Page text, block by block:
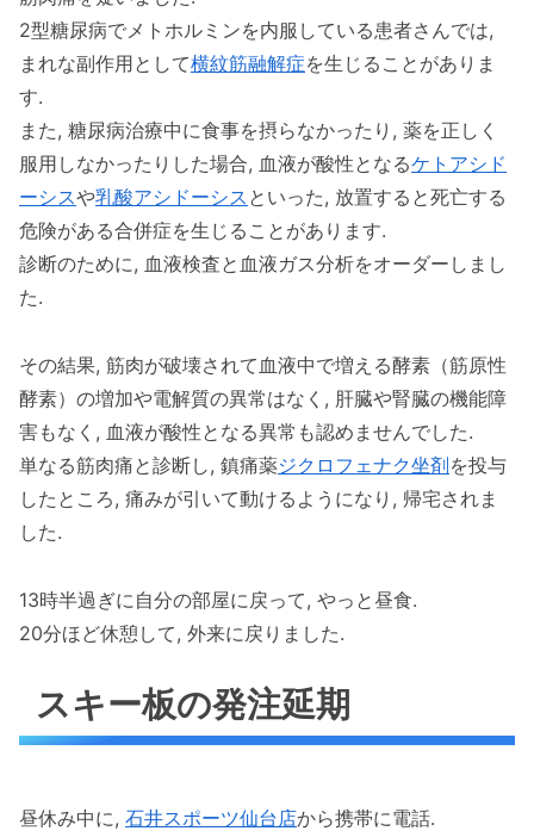
2型糖尿病でメトホルミンを内服している患者さんでは,
まれな副作用として横紋筋融解症を生じることがありま
す.
また, 糖尿病治療中に食事を摂らなかったり, 薬を正しく
服用しなかったりした場合, 血液が酸性となるケトアシド
ーシスや乳酸アシドーシス といった, 放置すると死亡する
危険がある合併症を生じることがあります.
診断のために, 血液検査と血液ガス分析をオーダーしまし
た.
その結果, 筋肉が破壊されて血液中で増える酵素（筋原性
酵素）の増加や電解質の異常はなく, 肝臓や腎臓の機能障
害もなく, 血液が酸性となる異常も認めませんでした.
単なる筋肉痛と診断し, 鎮痛薬ジクロフェナク坐剤を投与
したところ, 痛みが引いて動けるようになり, 帰宅されま
した.
13時半過ぎに自分の部屋に戻って, やっと昼食.
20分ほど休憩して, 外来に戻りました.
スキー板の発注延期
昼休み中に, 石井スポーツ仙台店から携帯に電話.